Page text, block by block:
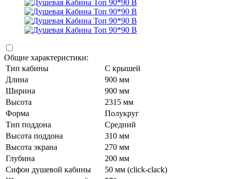
Общие характеристики:
Тип кабины
С крышей
Длина
900 мм
Ширина
900 мм
Высота
2315 мм
Форма
Полукруг
Тип поддона
Средний
Высота поддона
310 мм
Высота экрана
270 мм
Глубина
200 мм
Сифон душевой кабины
50 мм (click-clack)